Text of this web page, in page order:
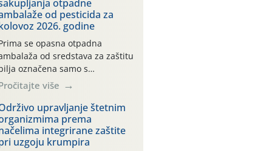
otpadne
od pesticida za
2026. godine
se opasna otpadna
od sredstava za zaštitu
označena samo s
i oznakom
CROCPA EKO MODEL:
ambalaža kao i
drugih proizvoda koji
sredstva za zaštitu bilja
(npr. ambalaža od mineralnih
više
upravljanje štetnim
prema
integrirane zaštite
uzgoju krumpira